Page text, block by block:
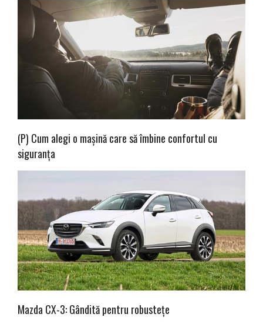
(P) Cum alegi o mașină care să îmbine confortul cu
siguranța
Mazda CX-3: Gândită pentru robustețe